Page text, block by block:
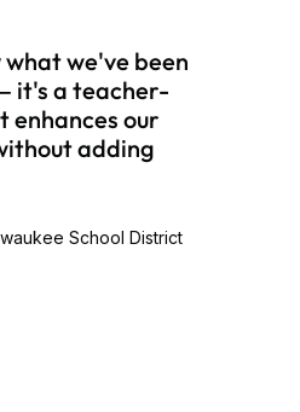
School District
we've been
it's a teacher-
enhances our
adding